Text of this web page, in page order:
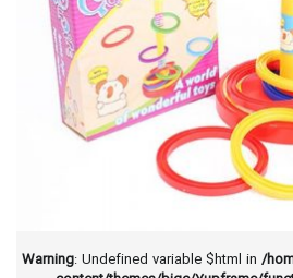
Warning: Undefined variable $html in /